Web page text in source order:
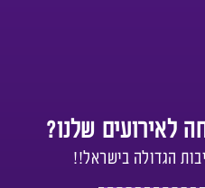
לאירועים שלנו?
הגדולה בישראל!!